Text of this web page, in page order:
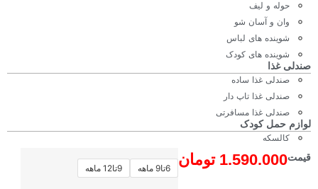
قیمت1.590.000 تومان 6تا9 ماهه 9تا12 ماهه
حوله و لیف
وان و آسان شو
شوینده های لباس
شوینده های کودک
صندلی غذا
صندلی غذا ساده
صندلی غذا تاپ دار
صندلی غذا مسافرتی
لوازم حمل کودک
کالسکه
آغوشی